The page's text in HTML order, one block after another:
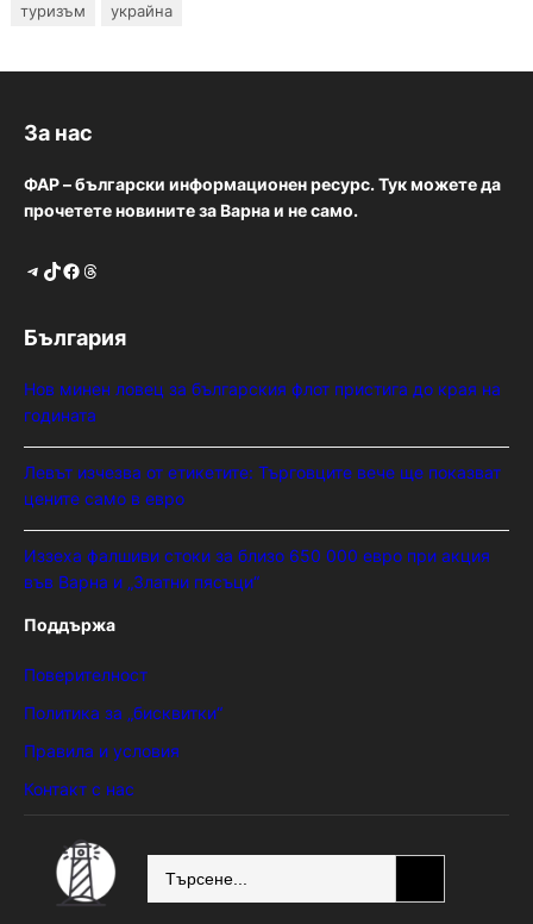
туризъм
украйна
За нас
ФАР – български информационен ресурс. Тук можете да
прочетете новините за Варна и не само.
Telegram TikTok Facebook Threads
България
Нов минен ловец за българския флот пристига до края на
годината
Левът изчезва от етикетите: Търговците вече ще показват
цените само в евро
Иззеха фалшиви стоки за близо 650 000 евро при акция
във Варна и „Златни пясъци“
Поддържа
Поверителност
Политика за „бисквитки“
Правила и условия
Контакт с нас